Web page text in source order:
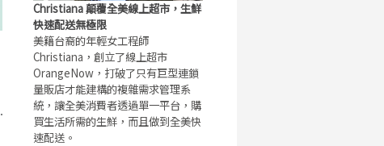
Christiana 顛覆全美線上超市，生鮮
快速配送無極限
美籍台裔的年輕女工程師
Christiana，創立了線上超市
OrangeNow，打破了只有巨型連鎖
量販店才能建構的複雜需求管理系
統，讓全美消費者透過單一平台，購
買生活所需的生鮮，而且做到全美快
速配送。